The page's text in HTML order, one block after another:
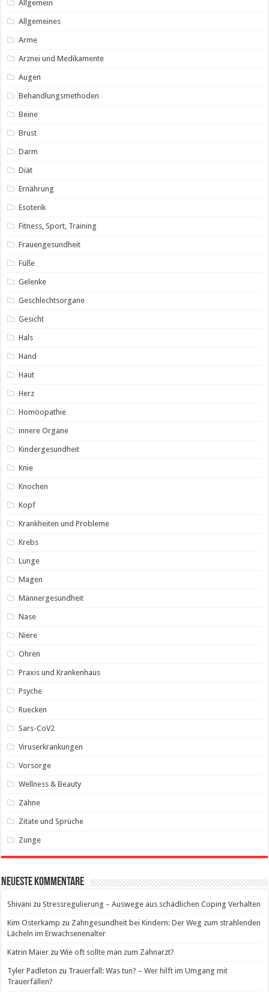
Allgemein
Allgemeines
Arme
Arznei und Medikamente
Augen
Behandlungsmethoden
Beine
Brust
Darm
Diät
Ernährung
Esoterik
Fitness, Sport, Training
Frauengesundheit
Füße
Gelenke
Geschlechtsorgane
Gesicht
Hals
Hand
Haut
Herz
Homöopathie
innere Organe
Kindergesundheit
Knie
Knochen
Kopf
Krankheiten und Probleme
Krebs
Lunge
Magen
Männergesundheit
Nase
Niere
Ohren
Praxis und Krankenhaus
Psyche
Ruecken
Sars-CoV2
Viruserkrankungen
Vorsorge
Wellness & Beauty
Zähne
Zitate und Sprüche
Zunge
Neueste Kommentare
Shivani zuStressregulierung – Auswege aus schädlichen Coping Verhalten
Kim Osterkamp zu Zahngesundheit bei Kindern: Der Weg zum strahlenden
Lächeln im Erwachsenenalter
Katrin Maier zuWie oft sollte man zum Zahnarzt?
Tyler Padleton zu Trauerfall: Was tun? – Wer hilft im Umgang mit
Trauerfällen?